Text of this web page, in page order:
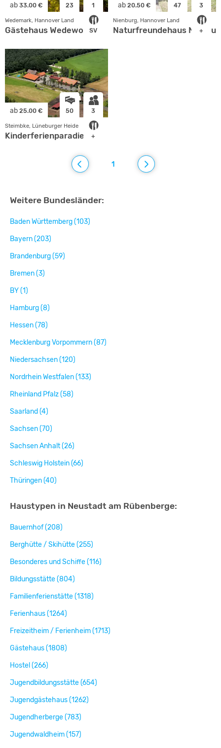
ab 33.00 € 23 1
SV
Wedemark, Hannover Land
Gästehaus Wedework
ab 20.50 € 47 3
+
Nienburg, Hannover Land
Naturfreundehaus
ab 25.00 € 50 3
+
Steimbke, Lüneburger Heide
Kinderferienparadies
1
Weitere Bundesländer:
Baden Württemberg (103)
Bayern (203)
Brandenburg (59)
Bremen (3)
BY (1)
Hamburg (8)
Hessen (78)
Mecklenburg Vorpommern (87)
Niedersachsen (120)
Nordrhein Westfalen (133)
Rheinland Pfalz (58)
Saarland (4)
Sachsen (70)
Sachsen Anhalt (26)
Schleswig Holstein (66)
Thüringen (40)
Haustypen in Neustadt am Rübenberge:
Bauernhof (208)
Berghütte / Skihütte (255)
Besonderes und Schiffe (116)
Bildungsstätte (804)
Familienferienstätte (1318)
Ferienhaus (1264)
Freizeitheim / Ferienheim (1713)
Gästehaus (1808)
Hostel (266)
Jugendbildungsstätte (654)
Jugendgästehaus (1262)
Jugendherberge (783)
Jugendwaldheim (157)